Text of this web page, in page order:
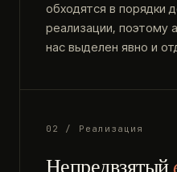
обходятся в порядки
реализации, поэтому
нас выделен явно и
02 / Реализация
Непредвзятый